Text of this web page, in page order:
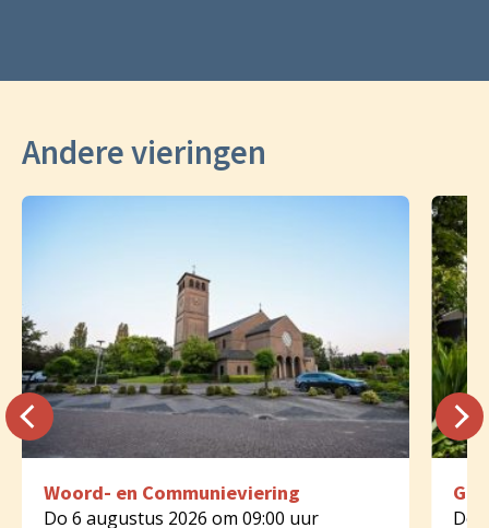
Andere vieringen
Woord- en Communieviering
Do 6 augustus 2026 om 09:00 uur Do